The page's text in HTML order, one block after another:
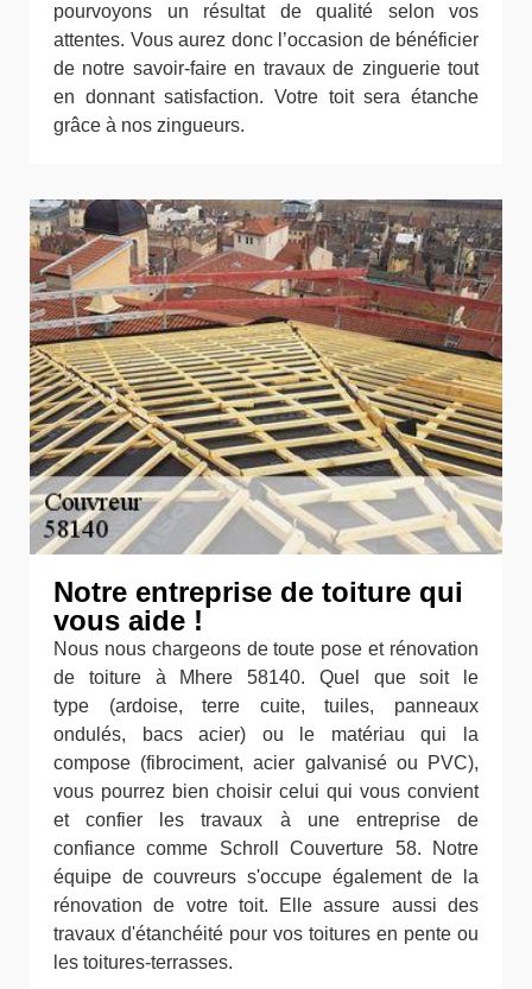
pourvoyons un résultat de qualité selon vos
attentes. Vous aurez donc l’occasion de bénéficier
de notre savoir-faire en travaux de zinguerie tout
en donnant satisfaction. Votre toit sera étanche
grâce à nos zingueurs.
Notre entreprise de toiture qui
vous aide !
Nous nous chargeons de toute pose et rénovation
de toiture à Mhere 58140. Quel que soit le
type (ardoise, terre cuite, tuiles, panneaux
ondulés, bacs acier) ou le matériau qui la
compose (fibrociment, acier galvanisé ou PVC),
vous pourrez bien choisir celui qui vous convient
et confier les travaux à une entreprise de
confiance comme Schroll Couverture 58. Notre
équipe de couvreurs s'occupe également de la
rénovation de votre toit. Elle assure aussi des
travaux d'étanchéité pour vos toitures en pente ou
les toitures-terrasses.